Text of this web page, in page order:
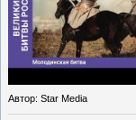
Автор: Star Media